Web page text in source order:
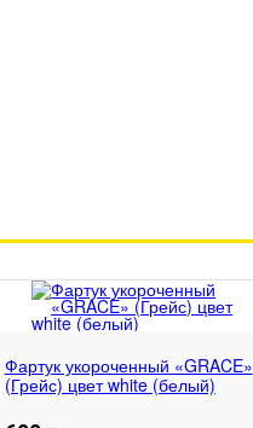
Фартук укороченный «GRACE»
(Грейс) цвет white (белый)